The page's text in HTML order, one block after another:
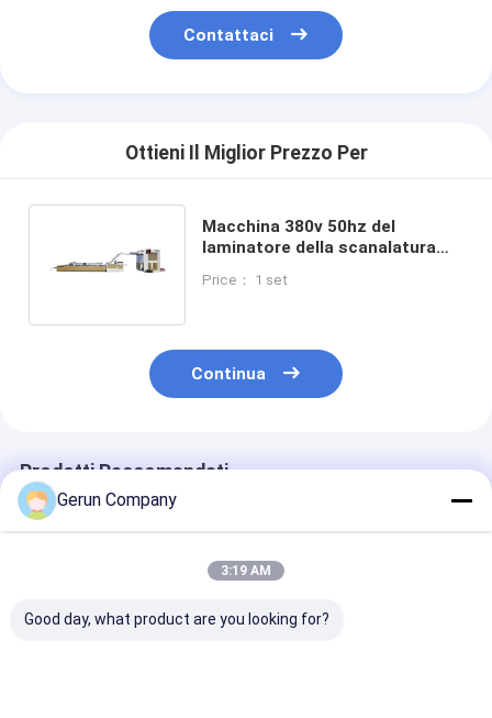
Contattaci
Ottieni Il Miglior Prezzo Per
Macchina 380v 50hz del
laminatore della scanalatura
cartone
Price： 1 set
Continua
Prodotti Raccomandati
Gerun Company
3:19 AM
Good day, what product are you looking for?